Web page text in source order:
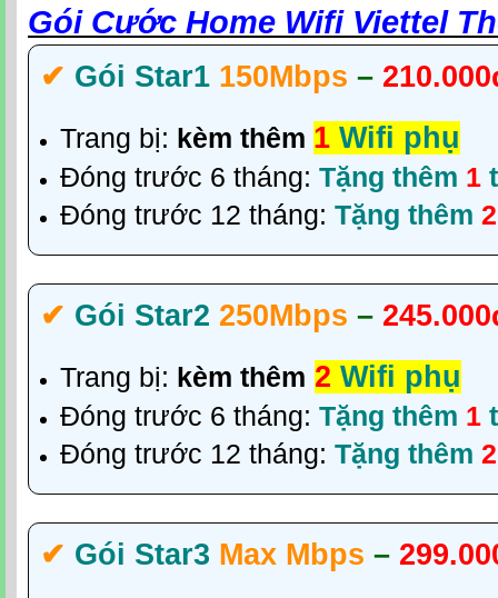
Gói Cước Home Wifi Viettel
✔‎ Gói Star1 150Mbps –
Trang bị: kèm thêm 1 Wifi phụ
Đóng trước 6 tháng: Tặng thêm 1
Đóng trước 12 tháng: Tặng thêm
✔‎ Gói Star2 250Mbps –
Trang bị: kèm thêm 2 Wifi phụ
Đóng trước 6 tháng: Tặng thêm 1
Đóng trước 12 tháng: Tặng thêm
✔‎ Gói Star3 Max Mbps –